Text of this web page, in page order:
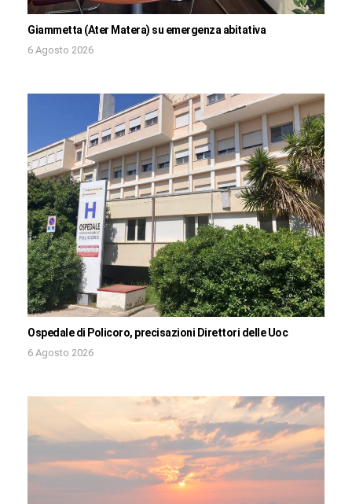
Giammetta (Ater Matera) su emergenza abitativa
6 Agosto 2026
Ospedale di Policoro, precisazioni Direttori delle Uoc
6 Agosto 2026